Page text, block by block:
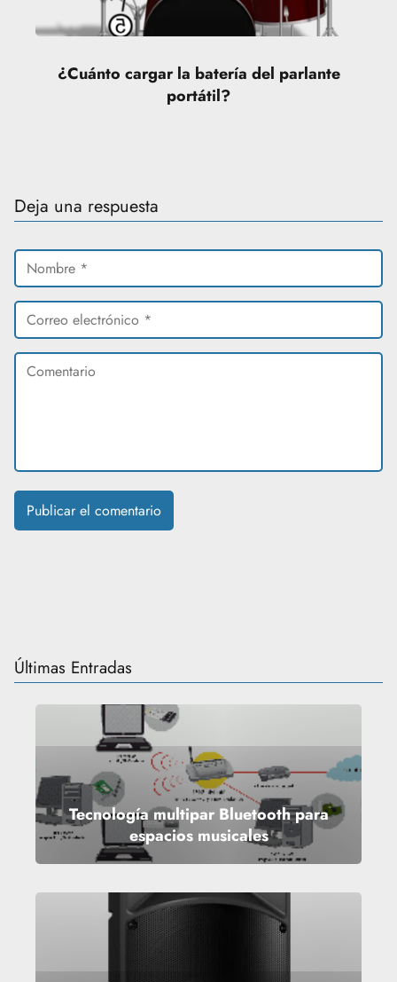
¿Cuánto cargar la batería del parlante
portátil?
Deja una respuesta
Últimas Entradas
Tecnología multipar Bluetooth para
espacios musicales